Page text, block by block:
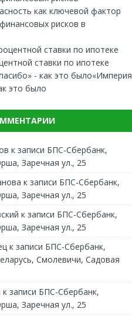
как ключевой фактор
рисков в
ставки по ипотеке
«Империя
это было
к записи БПС-Сбербанк,
Заречная ул., 25
к записи БПС-Сбербанк,
Заречная ул., 25
к записи БПС-Сбербанк,
Заречная ул., 25
к записи БПС-Сбербанк,
Смолевичи, Садовая
к записи БПС-Сбербанк,
Заречная ул., 25